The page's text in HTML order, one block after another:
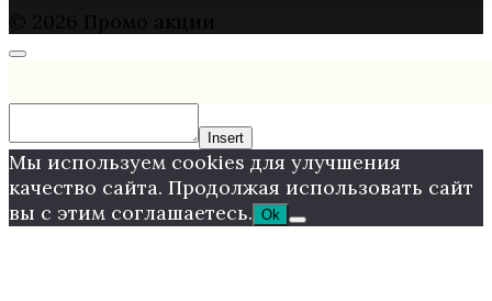
Insert
Мы используем cookies для улучшения
качество сайта. Продолжая использовать сайт
вы с этим соглашаетесь. Ok